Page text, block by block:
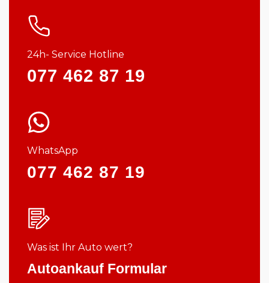
24h- Service Hotline
077 462 87 19
WhatsApp
077 462 87 19
Was ist Ihr Auto wert?
Autoankauf Formular